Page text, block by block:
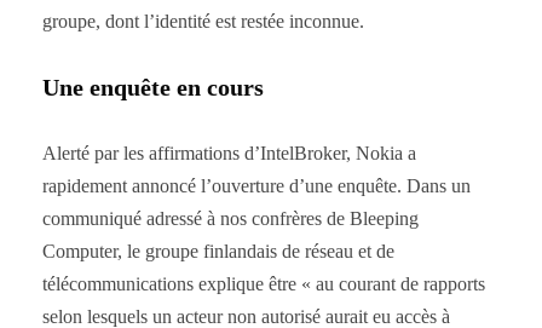
groupe, dont l’identité est restée inconnue.
Une enquête en cours
Alerté par les affirmations d’IntelBroker, Nokia a
rapidement annoncé l’ouverture d’une enquête. Dans un
communiqué adressé à nos confrères de Bleeping
Computer, le groupe finlandais de réseau et de
télécommunications explique être « au courant de rapports
selon lesquels un acteur non autorisé aurait eu accès à